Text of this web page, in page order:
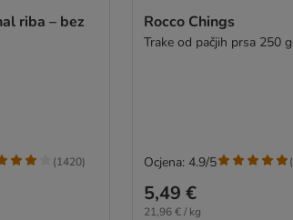
riba – bez
(1420)
Rocco Chings
Trake od pačjih prsa 250 g
5,49 €
21,96 € / kg
Ocjena: 4.9/5 (